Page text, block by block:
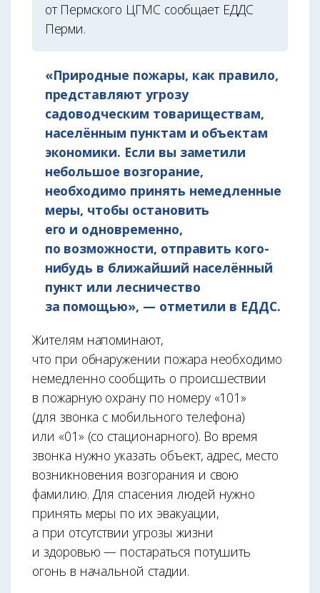
от Пермского ЦГМС сообщает ЕДДС
Перми.
«Природные пожары, как правило,
представляют угрозу
садоводческим товариществам,
населённым пунктам и объектам
экономики. Если вы заметили
небольшое возгорание,
необходимо принять немедленные
меры, чтобы остановить
его и одновременно,
по возможности, отправить кого-
нибудь в ближайший населённый
пункт или лесничество
за помощью», — отметили в ЕДДС.
Жителям напоминают,
что при обнаружении пожара необходимо
немедленно сообщить о происшествии
в пожарную охрану по номеру «101»
(для звонка с мобильного телефона)
или «01» (со стационарного). Во время
звонка нужно указать объект, адрес, место
возникновения возгорания и свою
фамилию. Для спасения людей нужно
принять меры по их эвакуации,
а при отсутствии угрозы жизни
и здоровью — постараться потушить
огонь в начальной стадии.